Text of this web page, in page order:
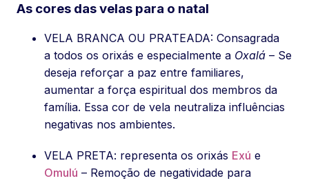
As cores das velas para o natal
VELA BRANCA OU PRATEADA: Consagrada
a todos os orixás e especialmente a Oxalá – Se
deseja reforçar a paz entre familiares,
aumentar a força espiritual dos membros da
família. Essa cor de vela neutraliza influências
negativas nos ambientes.
VELA PRETA: representa os orixás Exú e
Omulú – Remoção de negatividade para